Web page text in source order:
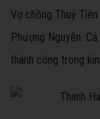
Vợ chồng Thuỷ
Phượng Nguyễn.
thành công trong